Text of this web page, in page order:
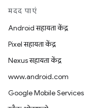
मदद पाएं
Android सहायता केंद्र
Pixel सहायता केंद्र
Nexus सहायता केंद्र
www.android.com
Google Mobile Services